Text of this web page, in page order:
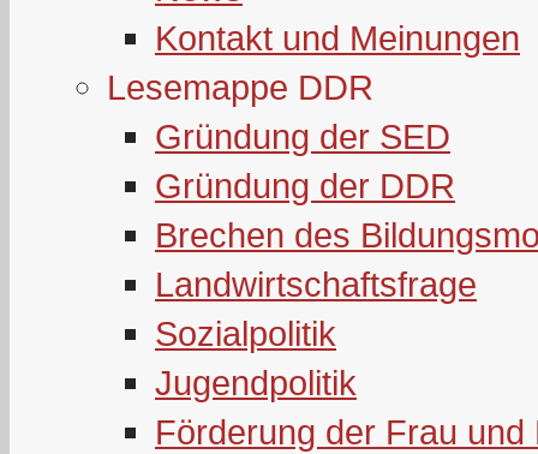
Kontakt und Meinungen
Lesemappe DDR
Gründung der SED
Gründung der DDR
Brechen des
Landwirtschaftsfrage
Sozialpolitik
Jugendpolitik
Förderung der Frau und